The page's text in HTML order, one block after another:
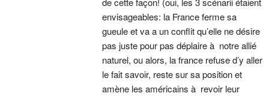
envisageables: la France ferme sa
gueule et va a un conflit qu’elle ne désire
pas juste pour pas déplaire à notre allié
naturel, ou alors, la france refuse d’y aller
le fait savoir, reste sur sa position et
amène les américains à revoir leur